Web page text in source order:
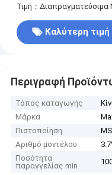
Τιμή：Διαπραγματεύσιμα
Καλύτερη τιμή
Περιγραφή
Τόπος καταγωγής
Μάρκα
Πιστοποίηση
Αριθμό μοντέλου
Ποσότητα
παραγγελίας min